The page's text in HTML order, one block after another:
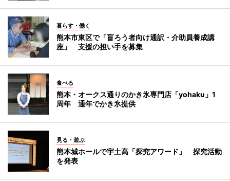
暮らす・働く
熊本市東区で「盲ろう者向け通訳・介助員養成講
座」 支援の担い手を募集
食べる
熊本・オークス通りのかき氷専門店「yohaku」1
周年 通年でかき氷提供
見る・遊ぶ
熊本城ホールで宇土高「探究アワード」 探究活動
を発表